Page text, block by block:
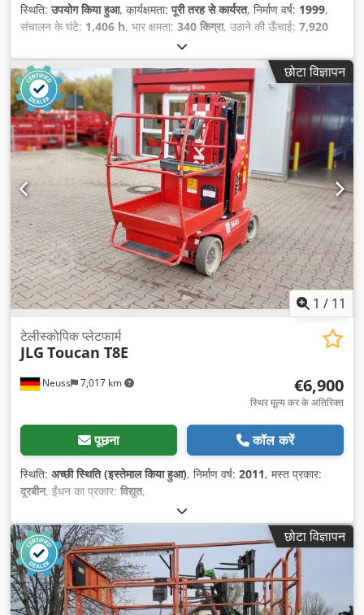
स्थिति:उपयोग किया हुआ, कार्यक्षमता:पूरी तरह से कार्यरत, निर्माण वर्ष: 1999,
संचालन के घंटे: 1,406 h, भार क्षमता: 340 किग्रा, उठाने की ऊँचाई: 7,920
, ईंधन का प्रकार:
Elektro, निर्माण चौड़ाई:1,170 मिमी,
छोटा विज्ञापन
1 / 11
Neuss 7,017 km
टेलीस्कोपिक प्लेटफार्म
JLG Toucan T8E
€6,900
स्थिर मूल्य कर के अतिरिक्त
पूछना कॉल करें
स्थिति: अच्छी स्थिति (इस्तेमाल किया हुआ), निर्माण वर्ष: 2011, मस्त प्रकार:
दूरबीन, ईंधन का प्रकार: विद्युत,
छोटा विज्ञापन